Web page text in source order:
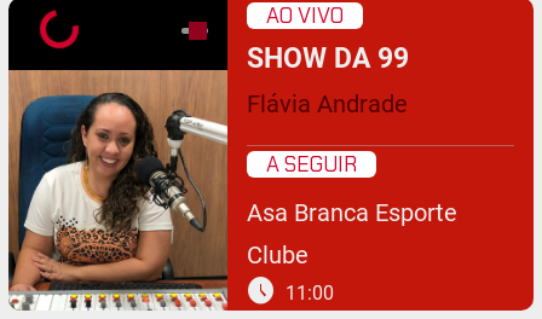
AO VIVO
SHOW DA 99
Flávia Andrade
A SEGUIR
Asa Branca Esporte
Clube
schedule 11:00